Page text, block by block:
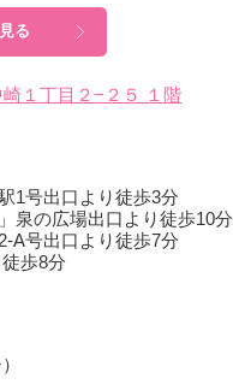
る
１丁目２−２５ １階
1号出口より徒歩3分
泉の広場出口より徒歩10分
A号出口より徒歩7分
歩8分